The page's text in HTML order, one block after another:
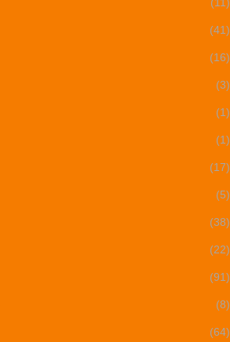
(41)
(16)
(3)
(1)
(1)
(17)
(5)
(38)
(22)
(91)
(8)
(64)